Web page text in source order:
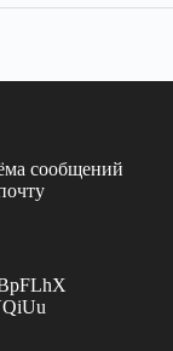
сообщений